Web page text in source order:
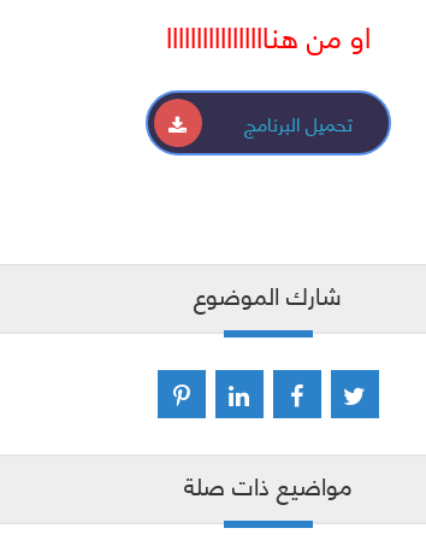
او من هنااااااااااااااااا
تحميل البرنامج
شارك الموضوع
مواضيع ذات صلة